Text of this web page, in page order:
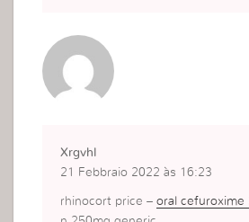
Xrgvhl
21 Febbraio 2022 às 16:23
rhinocort price –oral cefuroxime